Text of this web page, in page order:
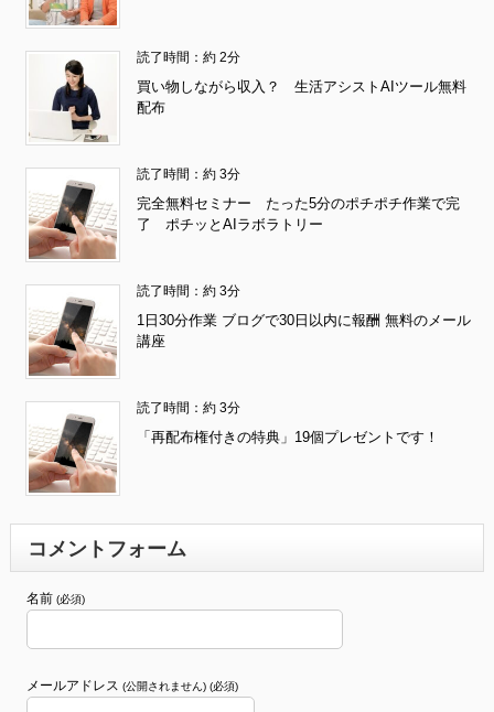
読了時間：約 2分
買い物しながら収入？ 生活アシストAIツール無料
配布
読了時間：約 3分
完全無料セミナー たった5分のポチポチ作業で完
了 ポチッとAIラボラトリー
読了時間：約 3分
1日30分作業 ブログで30日以内に報酬 無料のメール
講座
読了時間：約 3分
「再配布権付きの特典」19個プレゼントです！
コメントフォーム
名前 (必須)
メールアドレス (公開されません) (必須)